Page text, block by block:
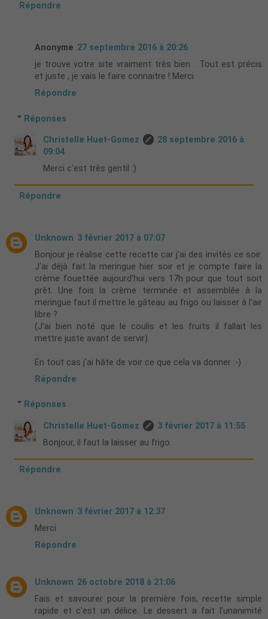
Répondre
Anonyme 27 septembre 2016 à 20:26
je trouve votre site vraiment très bien . Tout est précis
et juste , je vais le faire connaitre ! Merci
Répondre
Réponses
Christelle Huet-Gomez
28 septembre 2016 à
09:04
Merci c'est très gentil :)
Répondre
Unknown 3 février 2017 à 07:07
Bonjour je réalise cette recette car j'ai des invités ce soir.
J'ai déjà fait la meringue hier soir et je compte faire la
crème fouettée aujourd'hui vers 17h pour que tout soit
prêt. Une fois la crème terminée et assemblée à la
meringue faut il mettre le gâteau au frigo ou laisser à l'air
libre ?
(J'ai bien noté que le coulis et les fruits il fallait les
mettre juste avant de servir).
En tout cas j'ai hâte de voir ce que cela va donner :-)
Répondre
Réponses
Christelle Huet-Gomez
3 février 2017 à 11:55
Bonjour, il faut la laisser au frigo.
Répondre
Unknown 3 février 2017 à 12:37
Merci
Répondre
Unknown 26 octobre 2018 à 21:06
Fais et savourer pour la première fois, recette simple
rapide et c'est un délice. Le dessert a fait l'unanimité